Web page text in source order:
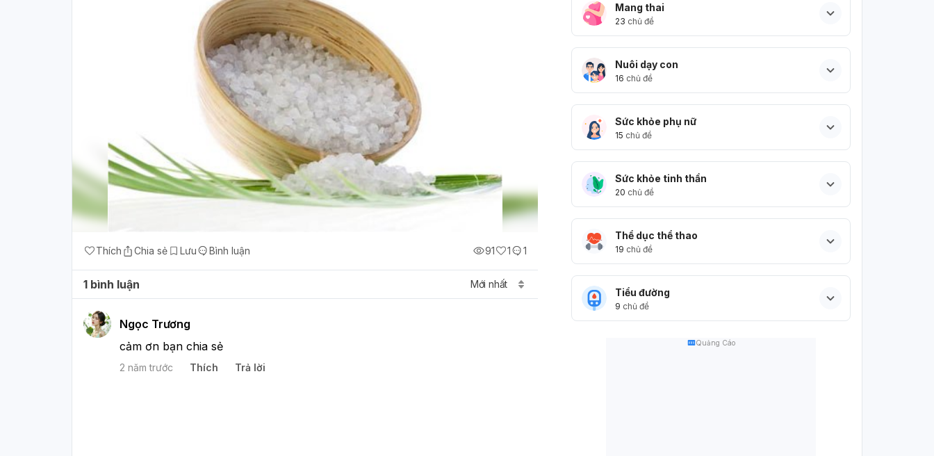
Thích Chia sẻ Lưu Bình luận 91 1 1
1 bình luận Mới nhất
Ngọc Trương
cảm ơn bạn chia sẻ
2 năm trước Thích Trả lời
Mang thai
23 chủ đề
Nuôi dạy con
16 chủ đề
Sức khỏe phụ nữ
15 chủ đề
Sức khỏe tinh thần
20 chủ đề
Thể dục thể thao
19 chủ đề
Tiểu đường
9 chủ đề
Quảng Cáo